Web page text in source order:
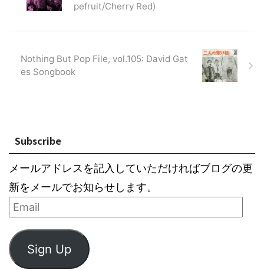
pefruit/Cherry Red)
Nothing But Pop File, vol.105: David Gat
es Songbook
Subscribe
メールアドレスを記入していただければブログの更
新をメールでお知らせします。
Sign Up